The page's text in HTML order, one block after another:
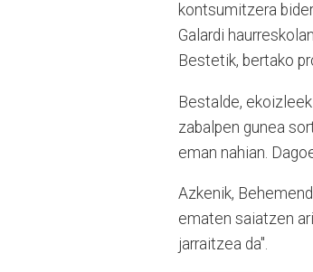
kontsumitzera
Galardi
Bestetik, bertako
Bestalde,
zabalpen gunea
eman nahian.
Azkenik,
ematen saiatzen
jarraitzea da".